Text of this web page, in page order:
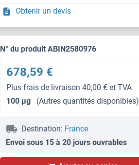
Obtenir un devis
N° du produit ABIN2580976
678,59 €
Plus frais de livraison 40,00 € et TVA
100 μg
(Autres quantités disponibles)
Destination: France
Envoi sous 15 à 20 jours ouvrables